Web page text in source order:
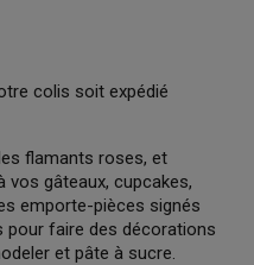
colis soit expédié
flamants roses, et
vos gâteaux, cupcakes,
emporte-pièces signés
pour faire des décorations
et pâte à sucre.